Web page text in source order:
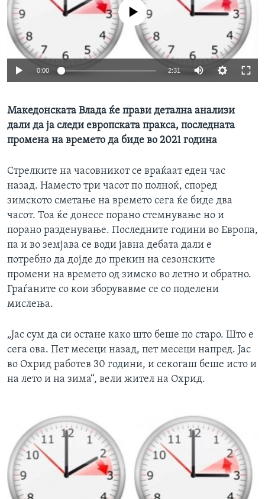
ИНТЕРВЈУАNo media source currently available
0:00 2:31
Македонската Влада ќе прави детална анализи
дали да ја следи европската пракса, последната
промена на времето да биде во 2021 година
Стрелките на часовникот се враќаат еден час
назад. Наместо три часот по полноќ, според
зимското сметање на времето сега ќе биде два
часот. Тоа ќе донесе порано стемнување но и
порано разденување. Последните години во Европа,
па и во земјава се води јавна дебата дали е
потребно да дојде до прекин на сезонските
промени на времето од зимско во летно и обратно.
Граѓаните со кои зборувавме се со поделени
мислења.
„Jaс сум да си остане како што беше по старо. Што е
сега ова. Пет месеци назад, пет месеци напред. Jас
во Охрид работев 30 години, и секогаш беше исто и
на лето и на зимa“, вели жител на Охрид.